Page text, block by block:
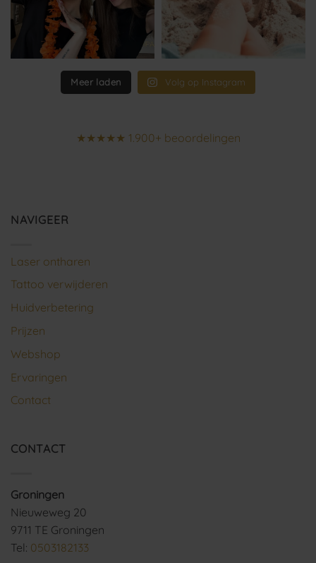
Meer laden Volg op Instagram
★★★★★ 1.900+ beoordelingen
NAVIGEER
Laser ontharen
Tattoo verwijderen
Huidverbetering
Prijzen
Webshop
Ervaringen
Contact
CONTACT
Groningen
Nieuweweg 20
9711 TE Groningen
Tel: 0503182133